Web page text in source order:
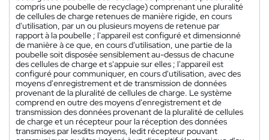
compris une poubelle de recyclage) comprenant une pluralité
de cellules de charge retenues de manière rigide, en cours
d'utilisation, par un ou plusieurs moyens de retenue par
rapport à la poubelle ; l'appareil est configuré et dimensionné
de manière à ce que, en cours d'utilisation, une partie de la
poubelle soit disposée sensiblement au-dessus de chacune
des cellules de charge et s'appuie sur elles ; l'appareil est
configuré pour communiquer, en cours d'utilisation, avec des
moyens d'enregistrement et de transmission de données
provenant de la pluralité de cellules de charge. Le système
comprend en outre des moyens d'enregistrement et de
transmission des données provenant de la pluralité de cellules
de charge et un récepteur pour la réception des données
transmises par lesdits moyens, ledit récepteur pouvant